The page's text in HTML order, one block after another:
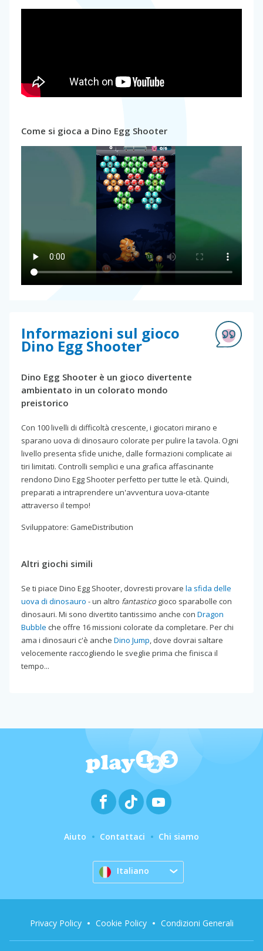
Come si gioca a Dino Egg Shooter
Informazioni sul gioco
Dino Egg Shooter
Dino Egg Shooter è un gioco divertente
ambientato in un colorato mondo
preistorico
Con 100 livelli di difficoltà crescente, i giocatori mirano e
sparano uova di dinosauro colorate per pulire la tavola. Ogni
livello presenta sfide uniche, dalle formazioni complicate ai
tiri limitati. Controlli semplici e una grafica affascinante
rendono Dino Egg Shooter perfetto per tutte le età. Quindi,
preparati a intraprendere un'avventura uova-citante
attraverso il tempo!
Sviluppatore: GameDistribution
Altri giochi simili
Se ti piace Dino Egg Shooter, dovresti provare la sfida delle
uova di dinosauro - un altro fantastico gioco sparabolle con
dinosauri. Mi sono divertito tantissimo anche con Dragon
Bubble che offre 16 missioni colorate da completare. Per chi
ama i dinosauri c'è anche Dino Jump, dove dovrai saltare
velocemente raccogliendo le sveglie prima che finisca il
tempo...
Aiuto Contattaci Chi siamo
Italiano
Privacy Policy Cookie Policy Condizioni Generali